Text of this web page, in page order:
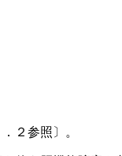
２参照〕。